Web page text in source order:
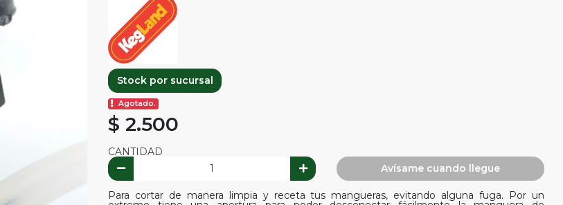
Stock por sucursal
Agotado.
$ 2.500
CANTIDAD
Avísame cuando llegue
Para cortar de manera limpia y receta tus mangueras, evitando alguna fuga. Por un